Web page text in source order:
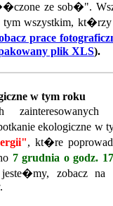
ze sob�".
tym wszystkim,
prace
plik XLS).
w tym roku
ekologiczne w
, kt�re
7 grudnia o godz.
zobacz na